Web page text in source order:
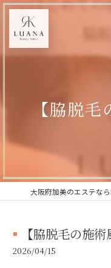
【脇脱
【脇脱毛の施術
2026/04/15